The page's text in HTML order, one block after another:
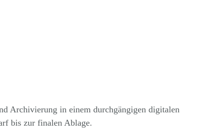
Archivierung in einem durchgängigen digitalen
bis zur finalen Ablage.